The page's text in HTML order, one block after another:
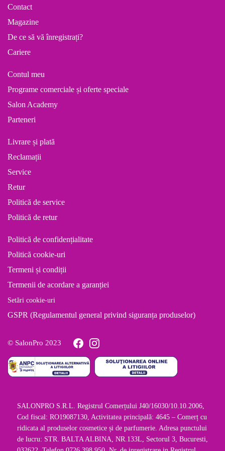
Contact
Magazine
De ce să vă înregistrați?
Cariere
Contul meu
Programe comerciale și oferte speciale
Salon Academy
Parteneri
Livrare și plată
Reclamații
Service
Retur
Politică de service
Politică de retur
Politică de confidențialitate
Politică cookie-uri
Termeni și condiții
Termenii de acordare a garanției
Setări cookie-uri
GSPR (Regulamentul general privind siguranța produselor)
© SalonPro 2023
SALONPRO S.R.L. Registrul Comerțului J40/16030/10.10.2006,
Cod fiscal: RO19087130, Activitatea principală: 4645 – Comerț cu
ridicata al produselor cosmetice și de parfumerie. Adresa punctului
de lucru: STR. BALTA ALBINA, NR.133L, Sectorul 3, Bucuresti,